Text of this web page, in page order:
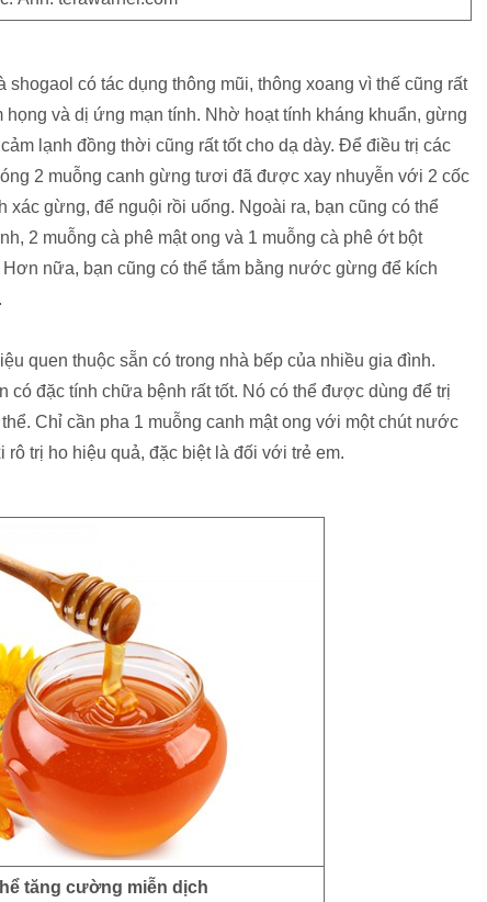
có tác dụng thông mũi, thông xoang vì thế cũng rất
và dị ứng mạn tính. Nhờ hoạt tính kháng khuẩn, gừng
lạnh đồng thời cũng rất tốt cho dạ dày. Để điều trị các
2 muỗng canh gừng tươi đã được xay nhuyễn với 2 cốc
gừng, để nguội rồi uống. Ngoài ra, bạn cũng có thể
2 muỗng cà phê mật ong và 1 muỗng cà phê ớt bột
nữa, bạn cũng có thể tắm bằng nước gừng để kích
quen thuộc sẵn có trong nhà bếp của nhiều gia đình.
có đặc tính chữa bệnh rất tốt. Nó có thể được dùng để trị
Chỉ cần pha 1 muỗng canh mật ong với một chút nước
trị ho hiệu quả, đặc biệt là đối với trẻ em.
tăng cường miễn dịch